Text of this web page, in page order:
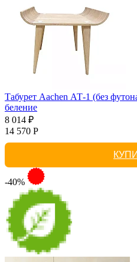
Табурет Aachen АТ-1 (без
беление
8 014 ₽
14 570 Р
-40%